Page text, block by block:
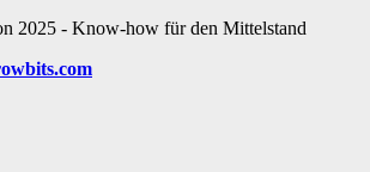
2025 - Know-how für den Mittelstand